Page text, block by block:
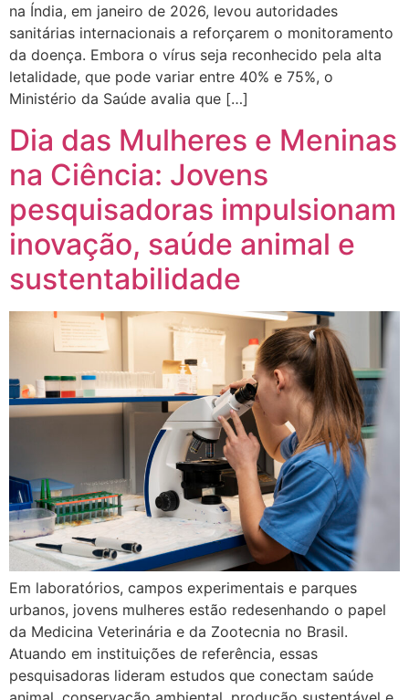
na Índia, em janeiro de 2026, levou autoridades
sanitárias internacionais a reforçarem o monitoramento
da doença. Embora o vírus seja reconhecido pela alta
letalidade, que pode variar entre 40% e 75%, o
Ministério da Saúde avalia que […]
Dia das Mulheres e Meninas
na Ciência: Jovens
pesquisadoras impulsionam
inovação, saúde animal e
sustentabilidade
Em laboratórios, campos experimentais e parques
urbanos, jovens mulheres estão redesenhando o papel
da Medicina Veterinária e da Zootecnia no Brasil.
Atuando em instituições de referência, essas
pesquisadoras lideram estudos que conectam saúde